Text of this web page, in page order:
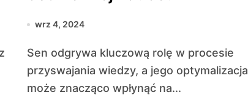
wrz 4, 2024
Sen odgrywa kluczową rolę w procesie
przyswajania wiedzy, a jego optymalizacja
może znacząco wpłynąć na...